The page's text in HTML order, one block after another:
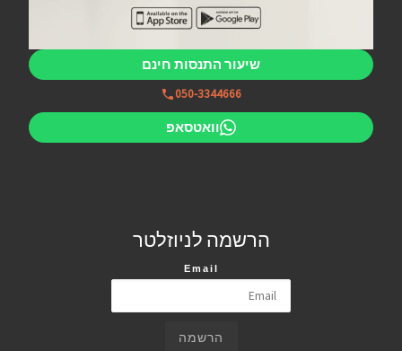
שיעור התנסות חינם
050-3344666
וואטסאפ
הרשמה לניוזלטר
Email
הרשמה